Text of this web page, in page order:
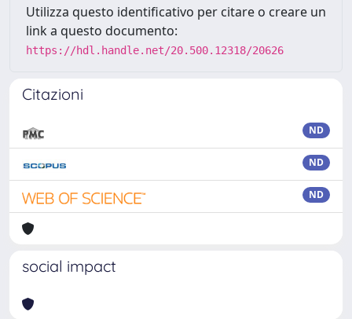
Utilizza questo identificativo per citare o creare un
link a questo documento:
https://hdl.handle.net/20.500.12318/20626
Citazioni
ND
ND
ND
social impact